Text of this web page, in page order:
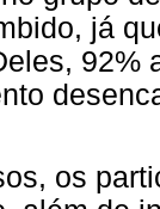
já
92%
os